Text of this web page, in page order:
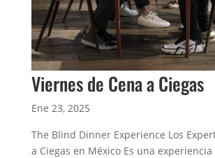
Viernes de Cena a Ciegas
Ene 23, 2025
The Blind Dinner Experience Los
a Ciegas en México Es una